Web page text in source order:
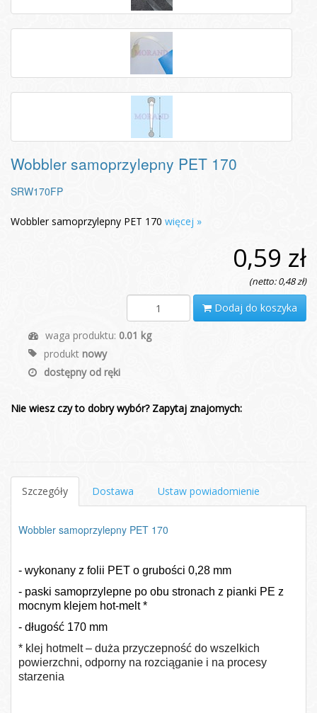
Wobbler samoprzylepny PET 170
SRW170FP
Wobbler samoprzylepny PET 170 więcej »
0,59 zł
(netto: 0,48 zł)
Dodaj do koszyka
waga produktu: 0.01 kg
produkt nowy
dostępny od ręki
Nie wiesz czy to dobry wybór? Zapytaj znajomych:
Szczegóły Dostawa Ustaw powiadomienie
Wobbler samoprzylepny PET 170
- wykonany z folii PET o grubości 0,28 mm
- paski samoprzylepne po obu stronach z pianki PE z
mocnym klejem hot-melt *
- długość 170 mm
* klej hotmelt – duża przyczepność do wszelkich
powierzchni, odporny na rozciąganie i na procesy
starzenia